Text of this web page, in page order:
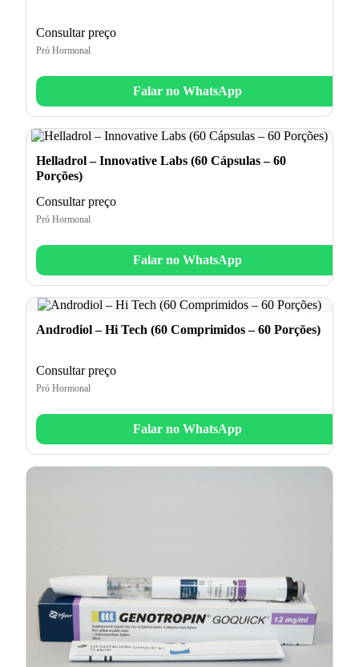
Consultar preço
Pró Hormonal
Falar no WhatsApp
Helladrol – Innovative Labs (60 Cápsulas – 60
Porções)
Consultar preço
Pró Hormonal
Falar no WhatsApp
Androdiol – Hi Tech (60 Comprimidos – 60 Porções)
Consultar preço
Pró Hormonal
Falar no WhatsApp